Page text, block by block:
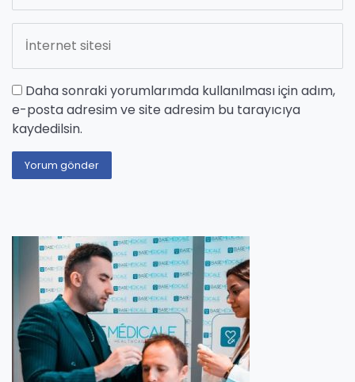
Daha sonraki yorumlarımda kullanılması için adım,
e-posta adresim ve site adresim bu tarayıcıya
kaydedilsin.